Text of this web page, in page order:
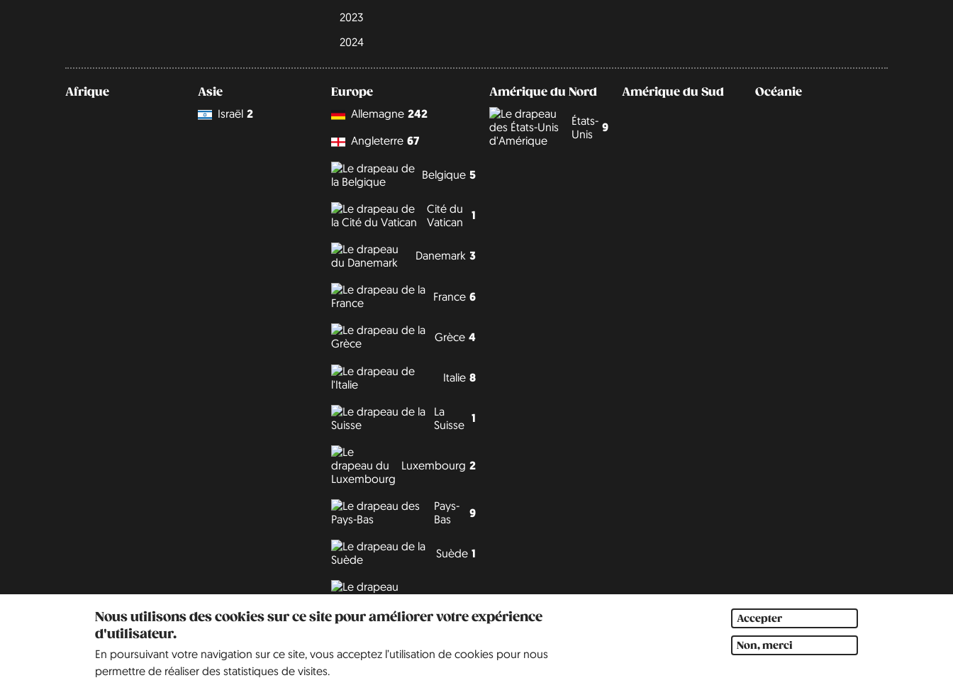
Nous utilisons des cookies sur ce site pour améliorer votre expérience
d'utilisateur.
En poursuivant votre navigation sur ce site, vous acceptez l’utilisation de cookies pour nous
permettre de réaliser des statistiques de visites.
Accepter
Non, merci
2023
2024
Afrique
Asie
Israël 2
Europe
Allemagne 242
Angleterre 67
Belgique 5
Cité du
Vatican
1
Danemark 3
France 6
Grèce 4
Italie 8
La
Suisse 1
Luxembourg 2
Pays-
Bas
9
Suède 1
Amérique du Nord
États-
Unis
9
Amérique du Sud Océanie
Philipp J. Conrad Creative Commons: BY, NC, DA